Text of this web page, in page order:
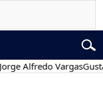
Alfredo VargasGustavo